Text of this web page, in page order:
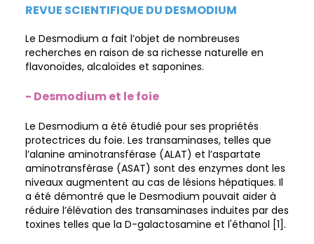
REVUE SCIENTIFIQUE DU DESMODIUM
Le Desmodium a fait l’objet de nombreuses
recherches en raison de sa richesse naturelle en
flavonoïdes, alcaloïdes et saponines.
- Desmodium et le foie
Le Desmodium a été étudié pour ses propriétés
protectrices du foie. Les transaminases, telles que
l’alanine aminotransférase (ALAT) et l’aspartate
aminotransférase (ASAT) sont des enzymes dont les
niveaux augmentent au cas de lésions hépatiques. Il
a été démontré que le Desmodium pouvait aider à
réduire l’élévation des transaminases induites par des
toxines telles que la D-galactosamine et l'éthanol [1].